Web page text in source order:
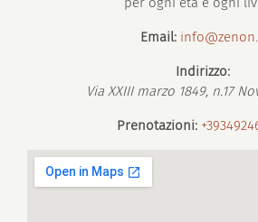
Email:
Indirizzo:
Via XXIII marzo 1849, n.17
Prenotazioni: